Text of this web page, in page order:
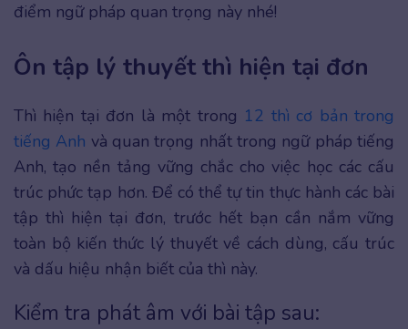
điểm ngữ pháp quan trọng này nhé!
Ôn tập lý thuyết thì hiện tại đơn
Thì hiện tại đơn là một trong 12 thì cơ bản trong
tiếng Anh và quan trọng nhất trong ngữ pháp tiếng
Anh, tạo nền tảng vững chắc cho việc học các cấu
trúc phức tạp hơn. Để có thể tự tin thực hành các bài
tập thì hiện tại đơn, trước hết bạn cần nắm vững
toàn bộ kiến thức lý thuyết về cách dùng, cấu trúc
và dấu hiệu nhận biết của thì này.
Kiểm tra phát âm với bài tập sau: